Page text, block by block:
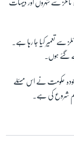
ٹائلز سے شہروں اور دیہات
سے تعمیر کیا جا رہا ہے۔
گئے ہوں۔
حکومت نے اس مسئلے
شروع کی ہے۔